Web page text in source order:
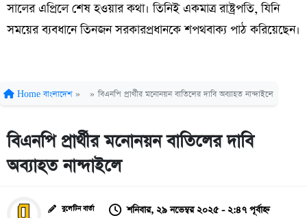
সালের এপ্রিলে শেষ হওয়ার কথা। তিনিই একমাত্র রাষ্ট্রপতি, যিনি
সময়ের ব্যবধানে তিনজন সরকারপ্রধানকে শপথবাক্য পাঠ করিয়েছেন।
Home বাংলাদেশ » » বিএনপি প্রার্থীর মনোনয়ন বাতিলের দাবি অব্যাহত নান্দাইলে
বিএনপি প্রার্থীর মনোনয়ন বাতিলের দাবি
অব্যাহত নান্দাইলে
বুলেটিন বার্তা শনিবার, ২৯ নভেম্বর ২০২৫ - ২:৪৭ পূর্বাহ্ন